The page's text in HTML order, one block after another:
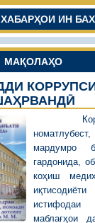
ИН
МАҚОЛАҲО
мардумро
гардонида,
коҳиш
истифодаи
маблағҳои